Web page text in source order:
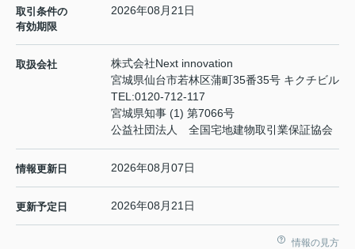
取引条件の
有効期限
2026年08月21日
取扱会社
株式会社Next innovation
宮城県仙台市若林区蒲町35番35号 キクチビル
TEL:0120-712-117
宮城県知事 (1) 第7066号
公益社団法人 全国宅地建物取引業保証協会
情報更新日 2026年08月07日
更新予定日 2026年08月21日
情報の見方